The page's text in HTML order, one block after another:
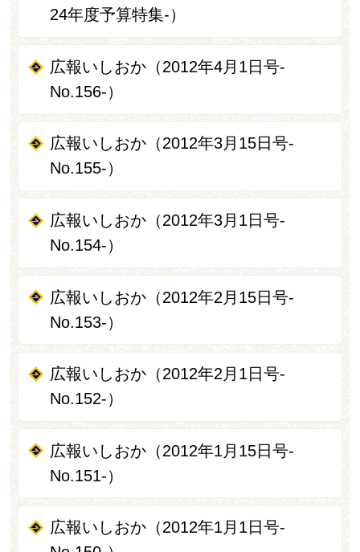
24年度予算特集-）
広報いしおか（2012年4月1日号-
No.156-）
広報いしおか（2012年3月15日号-
No.155-）
広報いしおか（2012年3月1日号-
No.154-）
広報いしおか（2012年2月15日号-
No.153-）
広報いしおか（2012年2月1日号-
No.152-）
広報いしおか（2012年1月15日号-
No.151-）
広報いしおか（2012年1月1日号-